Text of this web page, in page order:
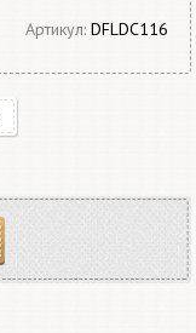
Артикул: DFLDC116